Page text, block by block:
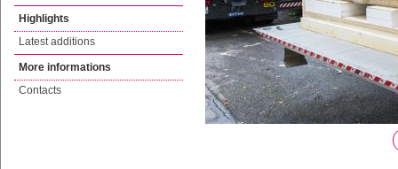
Highlights
Latest additions
More informations
Contacts